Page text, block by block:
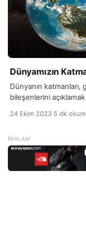
Dünyamızın
Dünyanın katmanları,
bileşenlerini
çekirdek olarak dört
kabuk, kara
Bu katman, yaşamın
organizmaların evi […]
24 Ekim 2023·5 dk